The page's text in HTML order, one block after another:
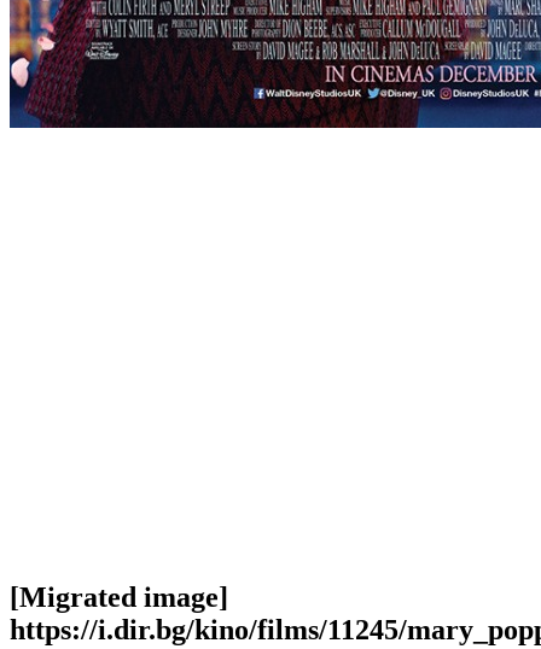
[Migrated image]
https://i.dir.bg/kino/films/11245/